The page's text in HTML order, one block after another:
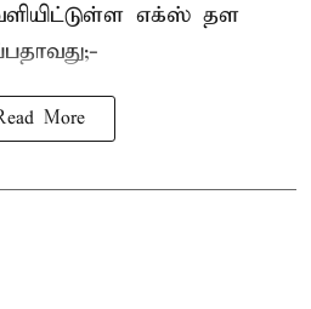
எக்ஸ் தள
More